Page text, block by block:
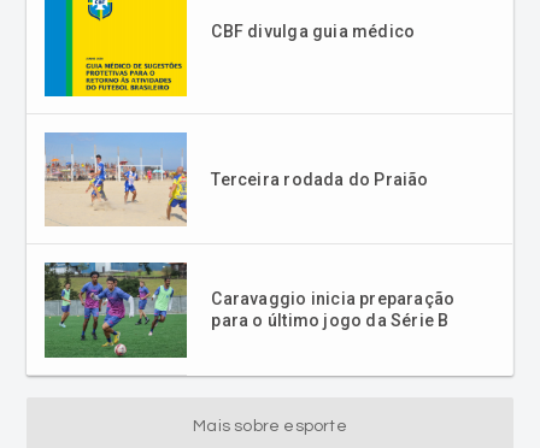
CBF divulga guia médico
Terceira rodada do Praião
Caravaggio inicia preparação
para o último jogo da Série B
Mais sobre esporte